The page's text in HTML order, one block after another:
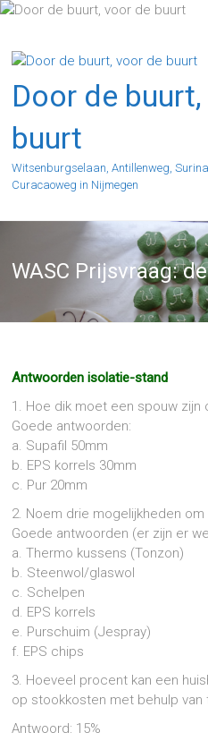
Ga
de
inhoud
Door de
buurt
Witsenburgselaan, Antillenweg,
Curacaoweg in Nijmegen
WASC Prijsvraag:
Antwoorden isolatie-stand
1. Hoe dik moet een spouw zijn
Goede antwoorden:
a. Supafil 50mm
b. EPS korrels 30mm
c. Pur 20mm
2. Noem drie mogelijkheden
Goede antwoorden (er zijn er
a. Thermo kussens (Tonzon)
b. Steenwol/glaswol
c. Schelpen
d. EPS korrels
e. Purschuim (Jespray)
f. EPS chips
3. Hoeveel procent kan een
op stookkosten met behulp
Antwoord: 15%